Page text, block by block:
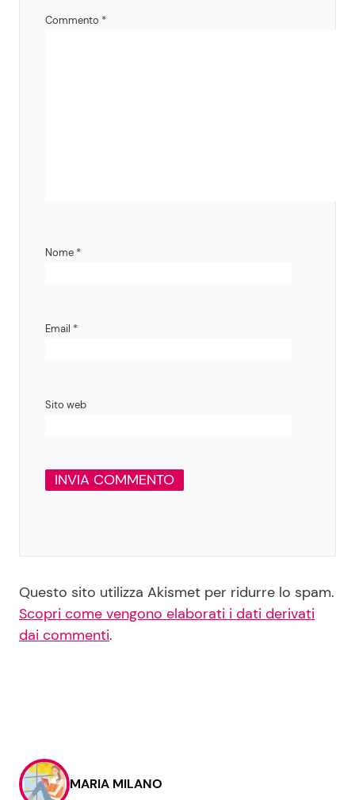
Commento *
Nome *
Email *
Sito web
Questo sito utilizza Akismet per ridurre lo spam.
Scopri come vengono elaborati i dati derivati
dai commenti.
MARIA MILANO